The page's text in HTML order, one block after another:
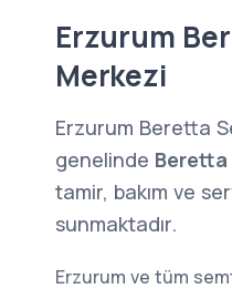
Erzurum
Merkezi
Erzurum Beretta
genelinde Beretta
tamir, bakım ve
sunmaktadır.
Erzurum ve tüm